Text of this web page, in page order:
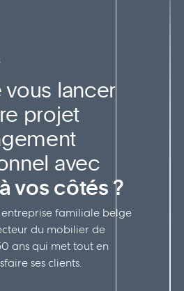
vous lancer
projet
avec
vos côtés ?
familiale belge
du mobilier de
ans qui met tout en
ses clients.